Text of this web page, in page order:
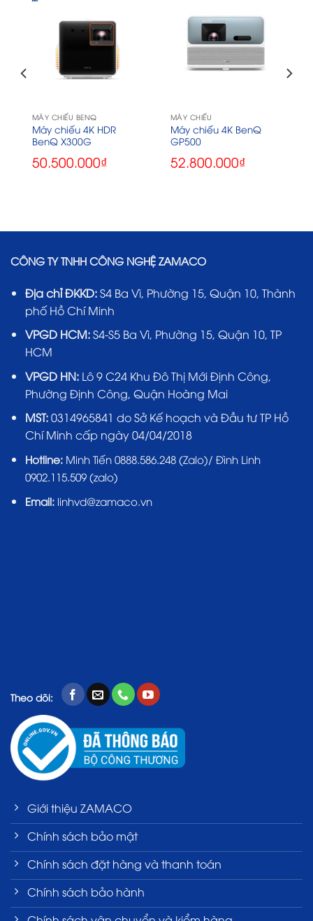
MÁY CHIẾU BENQ
Máy chiếu 4K HDR
BenQ X300G
50.500.000₫
MÁY CHIẾU
Máy chiếu 4K BenQ
GP500
52.800.000₫
CÔNG TY TNHH CÔNG NGHỆ ZAMACO
Địa chỉ ĐKKD:S4 Ba Vì, Phường 15, Quận 10, Thành
phố Hồ Chí Minh
VPGD HCM:S4-S5 Ba Vì, Phường 15, Quận 10, TP
HCM
VPGD HN:Lô 9 C24 Khu Đô Thị Mới Định Công,
Phường Định Công, Quận Hoàng Mai
MST:0314965841 do Sở Kế hoạch và Đầu tư TP Hồ
Chí Minh cấp ngày 04/04/2018
Hotline: Minh Tiến 0888.586.248 (Zalo)/ Đình Linh
0902.115.509 (zalo)
Email:linhvd@zamaco.vn
Theo dõi:
Giới thiệu ZAMACO
Chính sách bảo mật
Chính sách đặt hàng và thanh toán
Chính sách bảo hành